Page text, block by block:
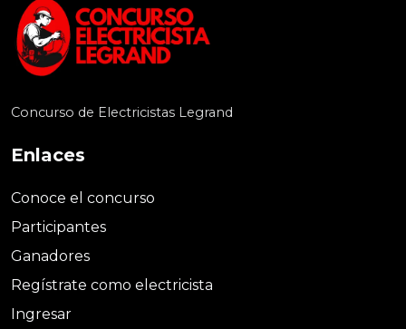
Concurso de Electricistas Legrand
Enlaces
Conoce el concurso
Participantes
Ganadores
Regístrate como electricista
Ingresar